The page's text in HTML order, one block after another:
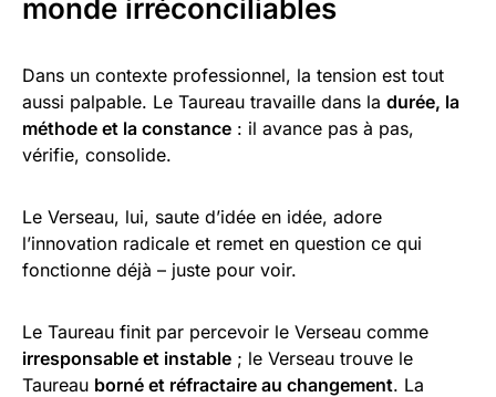
monde irréconciliables
Dans un contexte professionnel, la tension est tout
aussi palpable. Le Taureau travaille dans la durée, la
méthode et la constance : il avance pas à pas,
vérifie, consolide.
Le Verseau, lui, saute d’idée en idée, adore
l’innovation radicale et remet en question ce qui
fonctionne déjà – juste pour voir.
Le Taureau finit par percevoir le Verseau comme
irresponsable et instable ; le Verseau trouve le
Taureau borné et réfractaire au changement. La